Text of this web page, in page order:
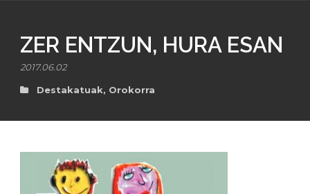
ZER ENTZUN, HURA ESAN
2017.06.02
Destakatuak, Orokorra